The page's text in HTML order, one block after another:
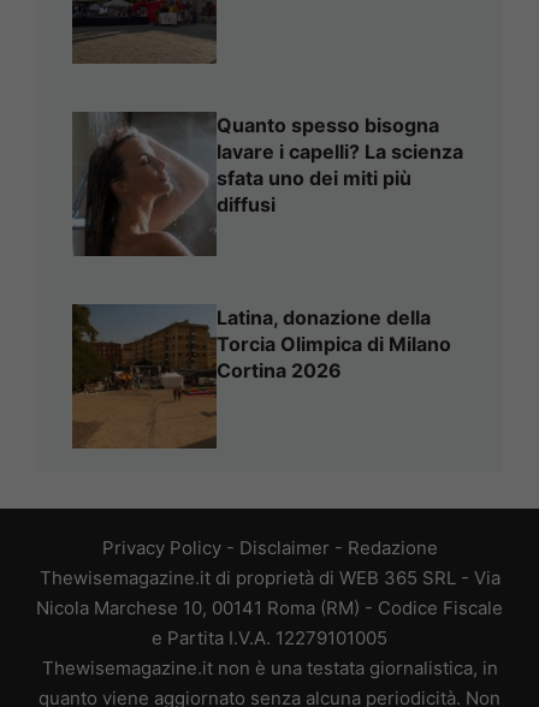
Quanto spesso bisogna
lavare i capelli? La scienza
sfata uno dei miti più
diffusi
Latina, donazione della
Torcia Olimpica di Milano
Cortina 2026
Privacy Policy- Disclaimer - Redazione
Thewisemagazine.it di proprietà di WEB 365 SRL - Via
Nicola Marchese 10, 00141 Roma (RM) - Codice Fiscale
e Partita I.V.A. 12279101005
Thewisemagazine.it non è una testata giornalistica, in
quanto viene aggiornato senza alcuna periodicità. Non